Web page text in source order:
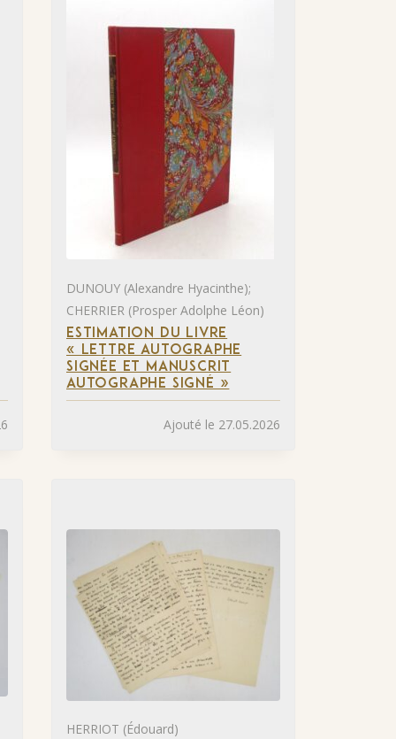
DUNOUY (Alexandre Hyacinthe);
CHERRIER (Prosper Adolphe Léon)
ESTIMATION DU LIVRE
« LETTRE AUTOGRAPHE
SIGNÉE ET MANUSCRIT
AUTOGRAPHE SIGNÉ »
Ajouté le 27.05.2026
HERRIOT (Édouard)